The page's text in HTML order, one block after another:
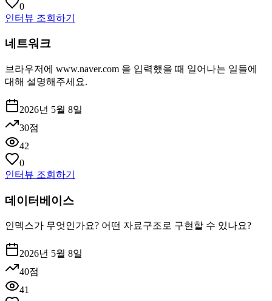
0
인터뷰 조회하기
네트워크
브라우저에 www.naver.com 을 입력했을 때 일어나는 일들에
대해 설명해주세요.
2026년 5월 8일
30점
42
0
인터뷰 조회하기
데이터베이스
인덱스가 무엇인가요? 어떤 자료구조로 구현할 수 있나요?
2026년 5월 8일
40점
41